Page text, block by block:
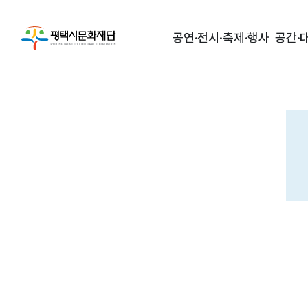
공연·전시·축제·행사 공간·